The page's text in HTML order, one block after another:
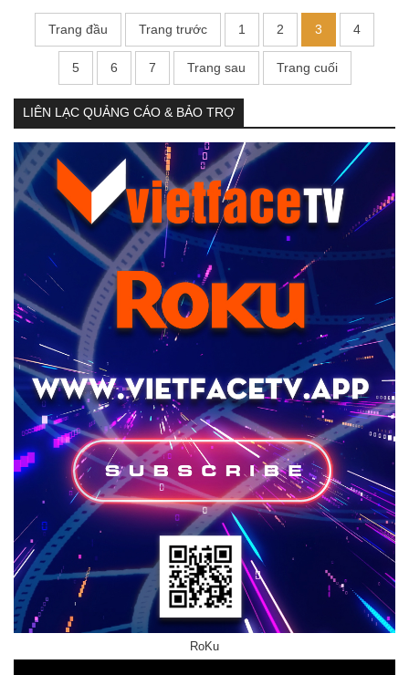
Trang đầu Trang trước 1 2 3 4
5 6 7 Trang sau Trang cuối
LIÊN LẠC QUẢNG CÁO & BẢO TRỢ
RoKu